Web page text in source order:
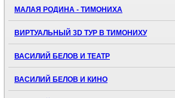
МАЛАЯ РОДИНА - ТИМОНИХА
ВИРТУАЛЬНЫЙ 3D ТУР В ТИМОНИХУ
ВАСИЛИЙ БЕЛОВ И ТЕАТР
ВАСИЛИЙ БЕЛОВ И КИНО